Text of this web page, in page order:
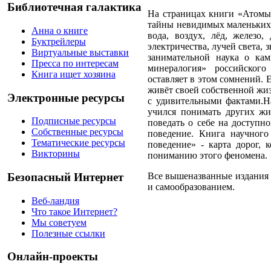
Библиотечная галактика
Анна о книге
Буктрейлеры
Виртуальные выставки
Пресса по интересам
Книга ищет хозяина
Электронные ресурсы
Подписные ресурсы
Собственные ресурсы
Тематические ресурсы
Викторины
Безопасный Интернет
Веб-ландия
Что такое Интернет?
Мы советуем
Полезные ссылки
Онлайн-проекты
На страницах книги
тайны невидимых маленьких
вода, воздух, лёд,
электричества, лучей
занимательной наука о
минералогия»
оставляет в этом сомнений.
живёт своей собственной
с удивительными
учился понимать других
поведать о себе на
поведение. Книга
поведение» - карта дорог,
пониманию этого феномена.
Все вышеназванные издания
и самообразованием.